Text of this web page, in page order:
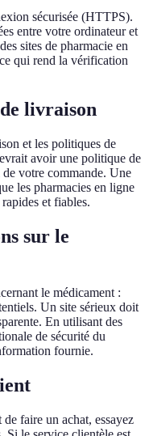
sécurisée (HTTPS).
entre votre ordinateur et
sites de pharmacie en
qui rend la vérification
livraison
et les politiques de
avoir une politique de
votre commande. Une
les pharmacies en ligne
et fiables.
sur le
le médicament :
Un site sérieux doit
En utilisant des
de sécurité du
fournie.
faire un achat, essayez